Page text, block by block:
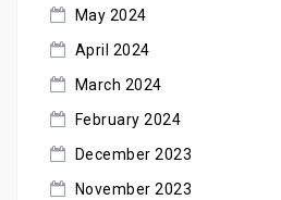
May 2024
April 2024
March 2024
February 2024
December 2023
November 2023